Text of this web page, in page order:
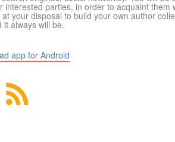
parties, in order to acquaint them
your disposal to build your own author
it always will be.
app for Android